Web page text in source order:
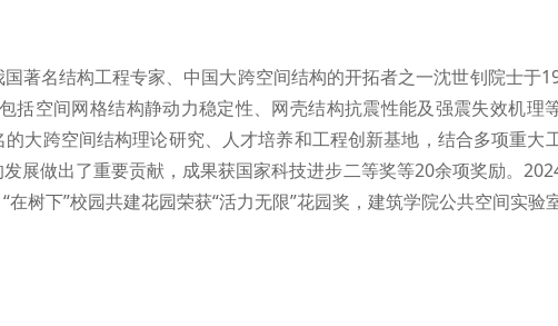
著名结构工程专家、中国大跨空间结构的开拓者之一沈世钊院士于
括空间网格结构静动力稳定性、网壳结构抗震性能及强震失效机理
大跨空间结构理论研究、人才培养和工程创新基地，结合多项重大
展做出了重要贡献，成果获国家科技进步二等奖等20余项奖励。
树下”校园共建花园荣获“活力无限”花园奖，建筑学院公共空间实验